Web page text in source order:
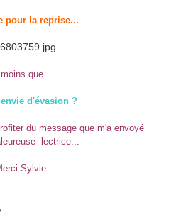
pour la reprise...
que...
d'évasion ?
du message que m'a envoyé
lectrice...
Sylvie